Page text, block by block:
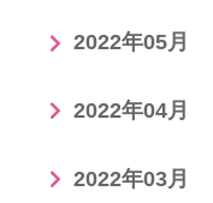
2022年05月
2022年04月
2022年03月